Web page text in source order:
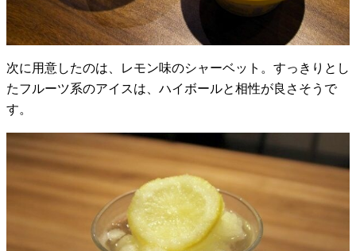
次に用意したのは、レモン味のシャーベット。すっきりとし
たフルーツ系のアイスは、ハイボールと相性が良さそうで
す。